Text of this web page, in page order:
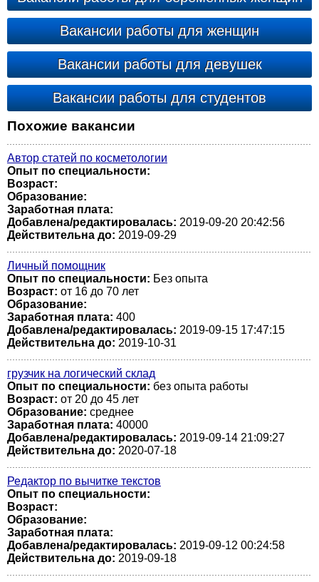
Вакансии работы для женщин
Вакансии работы для девушек
Вакансии работы для студентов
Похожие вакансии
Автор статей по косметологии
Опыт по специальности:
Возраст:
Образование:
Заработная плата:
Добавлена/редактировалась: 2019-09-20 20:42:56
Действительна до: 2019-09-29
Личный помощник
Опыт по специальности: Без опыта
Возраст: от 16 до 70 лет
Образование:
Заработная плата: 400
Добавлена/редактировалась: 2019-09-15 17:47:15
Действительна до: 2019-10-31
грузчик на логический склад
Опыт по специальности: без опыта работы
Возраст: от 20 до 45 лет
Образование: среднее
Заработная плата: 40000
Добавлена/редактировалась: 2019-09-14 21:09:27
Действительна до: 2020-07-18
Редактор по вычитке текстов
Опыт по специальности:
Возраст:
Образование:
Заработная плата:
Добавлена/редактировалась: 2019-09-12 00:24:58
Действительна до: 2019-09-18